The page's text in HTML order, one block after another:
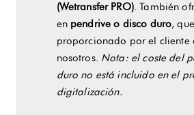
(Wetransfer PRO). También
en pendrive o disco duro,
proporcionado por el
nosotros. Nota: el coste del
duro no está incluido en el
digitalización.